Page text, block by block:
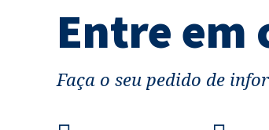
Entre em
Faça o seu pedido de